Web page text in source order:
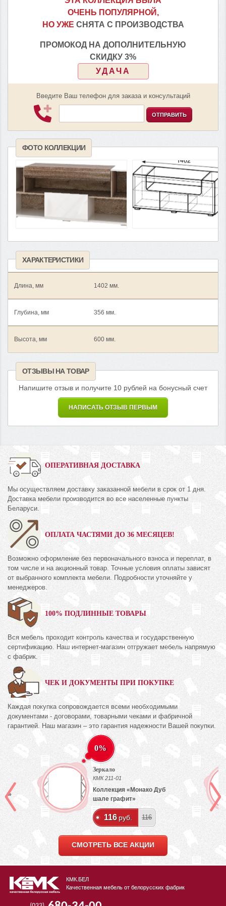
ОЧЕНЬ ПОПУЛЯРНОЙ,
НО УЖЕ СНЯТА С ПРОИЗВОДСТВА
ПРОМОКОД НА ДОПОЛНИТЕЛЬНУЮ
СКИДКУ 3%
УДАЧА
Введите Ваш телефон для заказа и консультаций
ОТПРАВИТЬ
ФОТО КОЛЛЕКЦИИ
ХАРАКТЕРИСТИКИ
Длина, мм 1402 мм.
Глубина, мм 356 мм.
Высота, мм 600 мм.
ОТЗЫВЫ НА ТОВАР
Напишите отзыв и получите 10 рублей на бонусный счет
НАПИСАТЬ ОТЗЫВ ПЕРВЫМ
ОПЕРАТИВНАЯ ДОСТАВКА
Мы осуществляем доставку заказанной мебели в срок от 1 дня.
Доставка мебели производится во все населенные пункты
Беларуси.
ОПЛАТА ЧАСТЯМИ ДО 36 МЕСЯЦЕВ!
Возможно оформление без первоначального взноса и переплат, в
том числе и на акционный товар. Точные условия оплаты зависят
от выбранного комплекта мебели. Подробности уточняйте у
менеджеров.
100% ПОДЛИННЫЕ ТОВАРЫ
Вся мебель проходит контроль качества и государственную
сертификацию. Наш интернет-магазин отгружает мебель напрямую
с фабрик.
ЧЕК И ДОКУМЕНТЫ ПРИ ПОКУПКЕ
Каждая покупка сопровождается всеми необходимыми
документами - договорами, товарными чеками и фабричной
гарантией. Наш магазин – это гарантия надежности Вашей покупки.
0%
Зеркало
КМК 211-01
Коллекция «Монако Дуб
шале графит»
116 руб. 116
СМОТРЕТЬ ВСЕ АКЦИИ
КМК.БЕЛ
Качественная мебель от белорусских фабрик